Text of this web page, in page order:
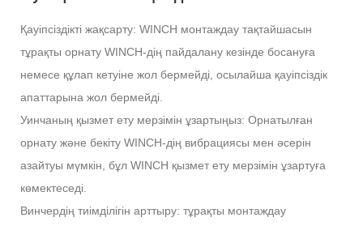
Қауіпсіздікті жақсарту: WINCH монтаждау тақтайшасын
тұрақты орнату WINCH-дің пайдалану кезінде босануға
немесе құлап кетуіне жол бермейді, осылайша қауіпсіздік
апаттарына жол бермейді.
Уинчаның қызмет ету мерзімін ұзартыңыз: Орнатылған
орнату және бекіту WINCH-дің вибрациясы мен әсерін
азайтуы мүмкін, бұл WINCH қызмет ету мерзімін ұзартуға
көмектеседі.
Винчердің тиімділігін арттыру: тұрақты монтаждау